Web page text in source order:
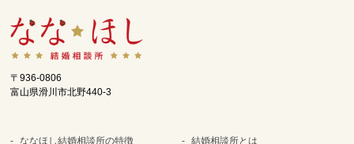
〒936-0806
富山県滑川市北野440-3
ななほし結婚相談所の特徴 結婚相談所とは